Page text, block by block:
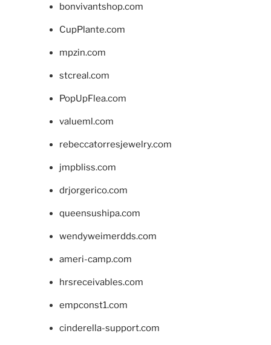
bonvivantshop.com
CupPlante.com
mpzin.com
stcreal.com
PopUpFlea.com
valueml.com
rebeccatorresjewelry.com
jmpbliss.com
drjorgerico.com
queensushipa.com
wendyweimerdds.com
ameri-camp.com
hrsreceivables.com
empconst1.com
cinderella-support.com